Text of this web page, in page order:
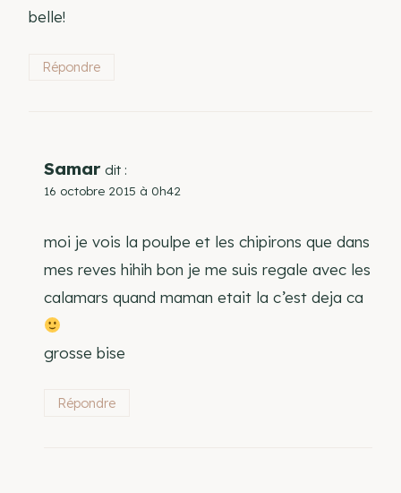
belle!
Répondre
Samar dit :
16 octobre 2015 à 0h42
moi je vois la poulpe et les chipirons que dans
mes reves hihih bon je me suis regale avec les
calamars quand maman etait la c’est deja ca
grosse bise
Répondre